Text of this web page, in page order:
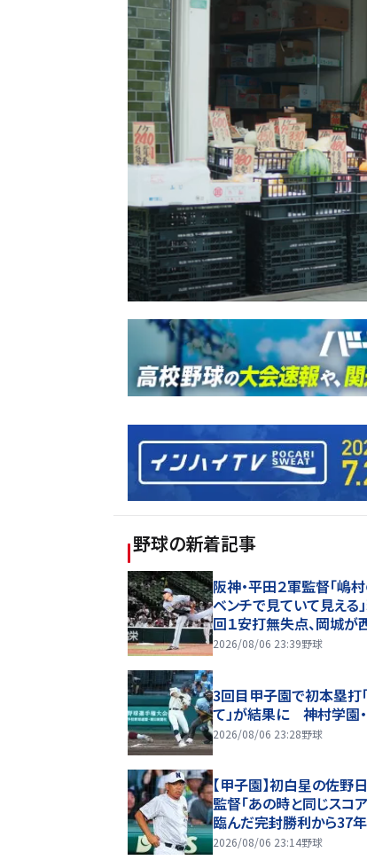
野球の新着記事
阪神・平田２軍監督「嶋
ベンチで見ていて見える
回１安打無失点、岡城が
プタイ１７盗塁
2026/08/06 23:39野球
3回目甲子園で初本塁打
て」が結果に 神村学園
2026/08/06 23:28野球
【甲子園】初白星の佐野
監督「あの時と同じスコ
臨んだ完封勝利から37年
2026/08/06 23:14野球